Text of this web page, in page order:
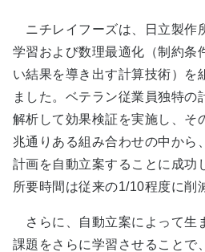
ニチレイフーズは、日立製作
学習および数理最適化（制約条
い結果を導き出す計算技術）を
ました。ベテラン従業員独特の
解析して効果検証を実施し、そ
兆通りある組み合わせの中から
計画を自動立案することに成功
所要時間は従来の1/10程度に削
さらに、自動立案によって生
課題をさらに学習させることで